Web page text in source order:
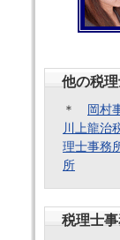
他の税
＊ 岡村
川上龍治
理士事務
所
税理士